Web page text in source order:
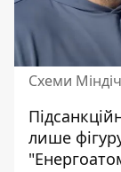
Схеми
лише